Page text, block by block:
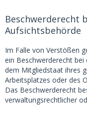
Beschwerderecht
Aufsichtsbehörde
Im Falle von Verstößen
ein Beschwerderecht
dem Mitgliedstaat ihres
Arbeitsplatzes oder des
Das Beschwerderecht
verwaltungsrechtlicher